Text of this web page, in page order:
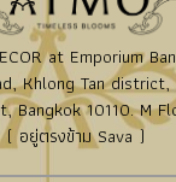
at Emporium
Khlong Tan
Bangkok 10110. M
( อยู่ตรงข้าม Sava )